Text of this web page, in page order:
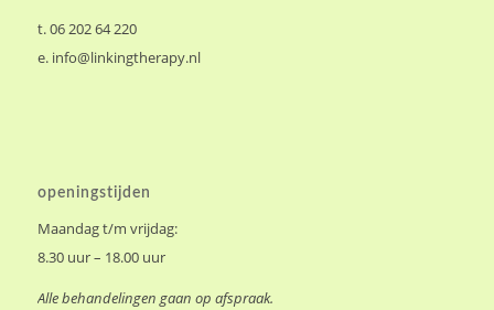
t. 06 202 64 220
e. info@linkingtherapy.nl
openingstijden
Maandag t/m vrijdag:
8.30 uur – 18.00 uur
Alle behandelingen gaan op afspraak.